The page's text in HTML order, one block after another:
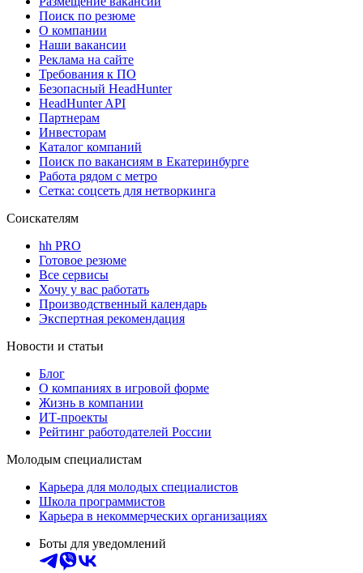
Поиск по резюме
О компании
Наши вакансии
Реклама на сайте
Требования к ПО
Безопасный HeadHunter
HeadHunter API
Партнерам
Инвесторам
Каталог компаний
Поиск по вакансиям в Екатеринбурге
Работа рядом с метро
Сетка: соцсеть для нетворкинга
Соискателям
hh PRO
Готовое резюме
Все сервисы
Хочу у вас работать
Производственный календарь
Экспертная рекомендация
Новости и статьи
Блог
О компаниях в игровой форме
Жизнь в компании
ИТ-проекты
Рейтинг работодателей России
Молодым специалистам
Карьера для молодых специалистов
Школа программистов
Карьера в некоммерческих организациях
Боты для уведомлений